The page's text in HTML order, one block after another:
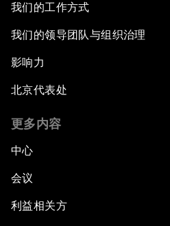
我们的工作方式
我们的领导团队与组织治理
影响力
北京代表处
更多内容
中心
会议
利益相关方